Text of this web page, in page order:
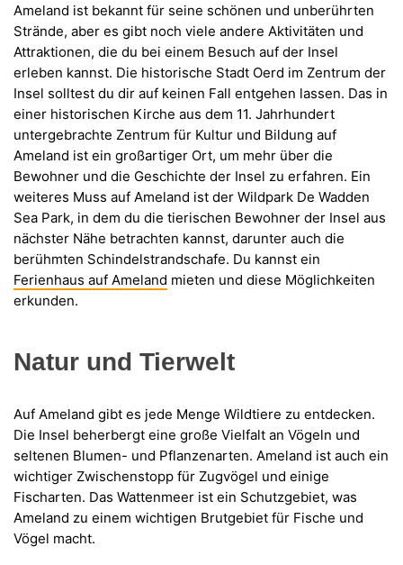
Ameland ist bekannt für seine schönen und unberührten
Strände, aber es gibt noch viele andere Aktivitäten und
Attraktionen, die du bei einem Besuch auf der Insel
erleben kannst. Die historische Stadt Oerd im Zentrum der
Insel solltest du dir auf keinen Fall entgehen lassen. Das in
einer historischen Kirche aus dem 11. Jahrhundert
untergebrachte Zentrum für Kultur und Bildung auf
Ameland ist ein großartiger Ort, um mehr über die
Bewohner und die Geschichte der Insel zu erfahren. Ein
weiteres Muss auf Ameland ist der Wildpark De Wadden
Sea Park, in dem du die tierischen Bewohner der Insel aus
nächster Nähe betrachten kannst, darunter auch die
berühmten Schindelstrandschafe. Du kannst ein
Ferienhaus auf Ameland mieten und diese Möglichkeiten
erkunden.
Natur und Tierwelt
Auf Ameland gibt es jede Menge Wildtiere zu entdecken.
Die Insel beherbergt eine große Vielfalt an Vögeln und
seltenen Blumen- und Pflanzenarten. Ameland ist auch ein
wichtiger Zwischenstopp für Zugvögel und einige
Fischarten. Das Wattenmeer ist ein Schutzgebiet, was
Ameland zu einem wichtigen Brutgebiet für Fische und
Vögel macht.